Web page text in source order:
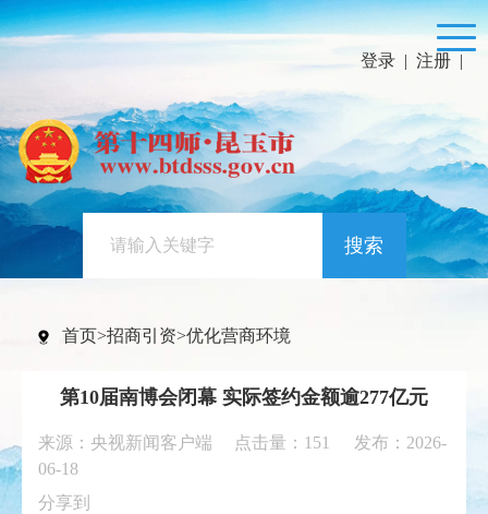
登录 | 注册 |
搜索
首页>招商引资>优化营商环境
第10届南博会闭幕 实际签约金额逾277亿元
来源：央视新闻客户端 点击量： 151
发布：2026-
06-18
分享到